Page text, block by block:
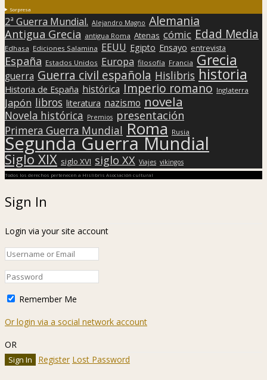
Sorpresa
2ª Guerra Mundial. Alejandro Magno Alemania
Antigua Grecia antigua Roma Atenas cómic Edad Media
Edhasa Ediciones Salamina EEUU Egipto Ensayo entrevista
España Estados Unidos Europa filosofía Francia Grecia
guerra Guerra civil española Hislibris historia
Historia de España histórica Imperio romano Inglaterra
Japón libros literatura nazismo novela
Novela histórica Premios presentación
Primera Guerra Mundial Roma Rusia
Segunda Guerra Mundial
Siglo XIX siglo XVI siglo XX Viajes vikingos
Todos los derechos pertenecen a Hislibris Asociación cultural
Sign In
Login via your site account
Remember Me
Or login via a social network account
OR
Register Lost Password